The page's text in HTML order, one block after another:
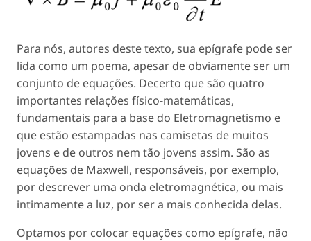
Para nós, autores deste texto, sua epígrafe pode ser
lida como um poema, apesar de obviamente ser um
conjunto de equações. Decerto que são quatro
importantes relações físico-matemáticas,
fundamentais para a base do Eletromagnetismo e
que estão estampadas nas camisetas de muitos
jovens e de outros nem tão jovens assim. São as
equações de Maxwell, responsáveis, por exemplo,
por descrever uma onda eletromagnética, ou mais
intimamente a luz, por ser a mais conhecida delas.
Optamos por colocar equações como epígrafe, não